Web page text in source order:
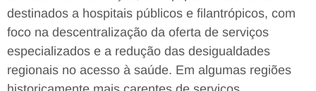
destinados a hospitais públicos e filantrópicos, com
foco na descentralização da oferta de serviços
especializados e a redução das desigualdades
regionais no acesso à saúde. Em algumas regiões